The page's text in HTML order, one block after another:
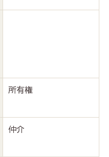
所有権
仲介